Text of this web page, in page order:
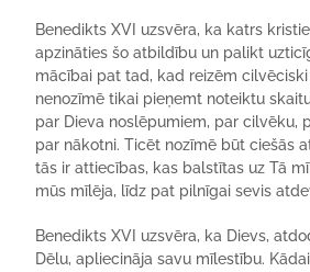
Benedikts XVI uzsvēra, ka katrs
apzināties šo atbildību un palikt
mācībai pat tad, kad reizēm
nenozīmē tikai pieņemt noteiktu
par Dieva noslēpumiem, par cilvēku,
par nākotni. Ticēt nozīmē būt ciešās
tās ir attiecības, kas balstītas uz Tā
mūs mīlēja, līdz pat pilnīgai sevis
Benedikts XVI uzsvēra, ka Dievs,
Dēlu, apliecināja savu mīlestību.